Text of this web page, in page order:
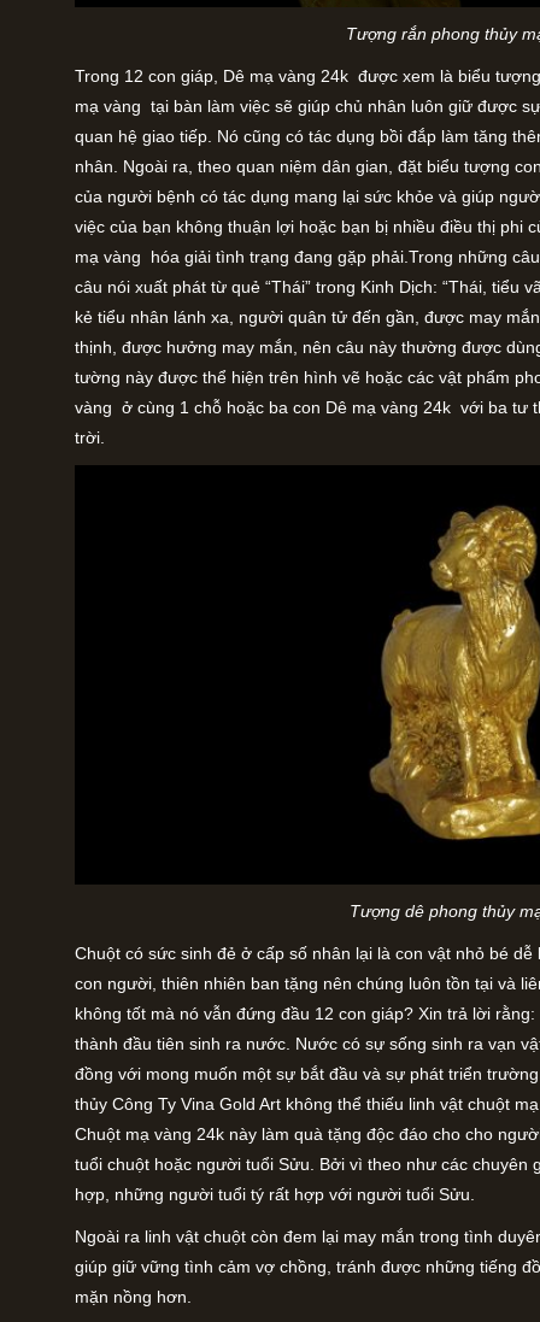
Tượng rắn phong thủy
Trong 12 con giáp, Dê mạ vàng 24k được xem là biểu
mạ vàng tại bàn làm việc sẽ giúp chủ nhân luôn giữ được
quan hệ giao tiếp. Nó cũng có tác dụng bồi đắp làm tăng
nhân. Ngoài ra, theo quan niệm dân gian, đặt biểu tượng
của người bệnh có tác dụng mang lại sức khỏe và giúp
việc của bạn không thuận lợi hoặc bạn bị nhiều điều thị phi
mạ vàng hóa giải tình trạng đang gặp phải.Trong những
câu nói xuất phát từ quẻ “Thái” trong Kinh Dịch: “Thái, tiểu
kẻ tiểu nhân lánh xa, người quân tử đến gần, được may
thịnh, được hưởng may mắn, nên câu này thường được
tường này được thể hiện trên hình vẽ hoặc các vật phẩm
vàng ở cùng 1 chỗ hoặc ba con Dê mạ vàng 24k với ba tư
trời.
Tượng dê phong thủy
Chuột có sức sinh đẻ ở cấp số nhân lại là con vật nhỏ bé
con người, thiên nhiên ban tặng nên chúng luôn tồn tại và
không tốt mà nó vẫn đứng đầu 12 con giáp? Xin trả lời
thành đầu tiên sinh ra nước. Nước có sự sống sinh ra vạn
đồng với mong muốn một sự bắt đầu và sự phát triển
thủy Công Ty Vina Gold Art không thể thiếu linh vật chuột
Chuột mạ vàng 24k này làm quà tặng độc đáo cho cho
tuổi chuột hoặc người tuổi Sửu. Bởi vì theo như các chuyên
hợp, những người tuổi tý rất hợp với người tuổi Sửu.
Ngoài ra linh vật chuột còn đem lại may mắn trong tình
giúp giữ vững tình cảm vợ chồng, tránh được những tiếng
mặn nồng hơn.